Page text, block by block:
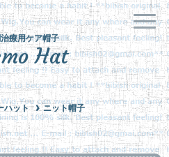
療用ケア帽子
Hat
ハット ニット帽子